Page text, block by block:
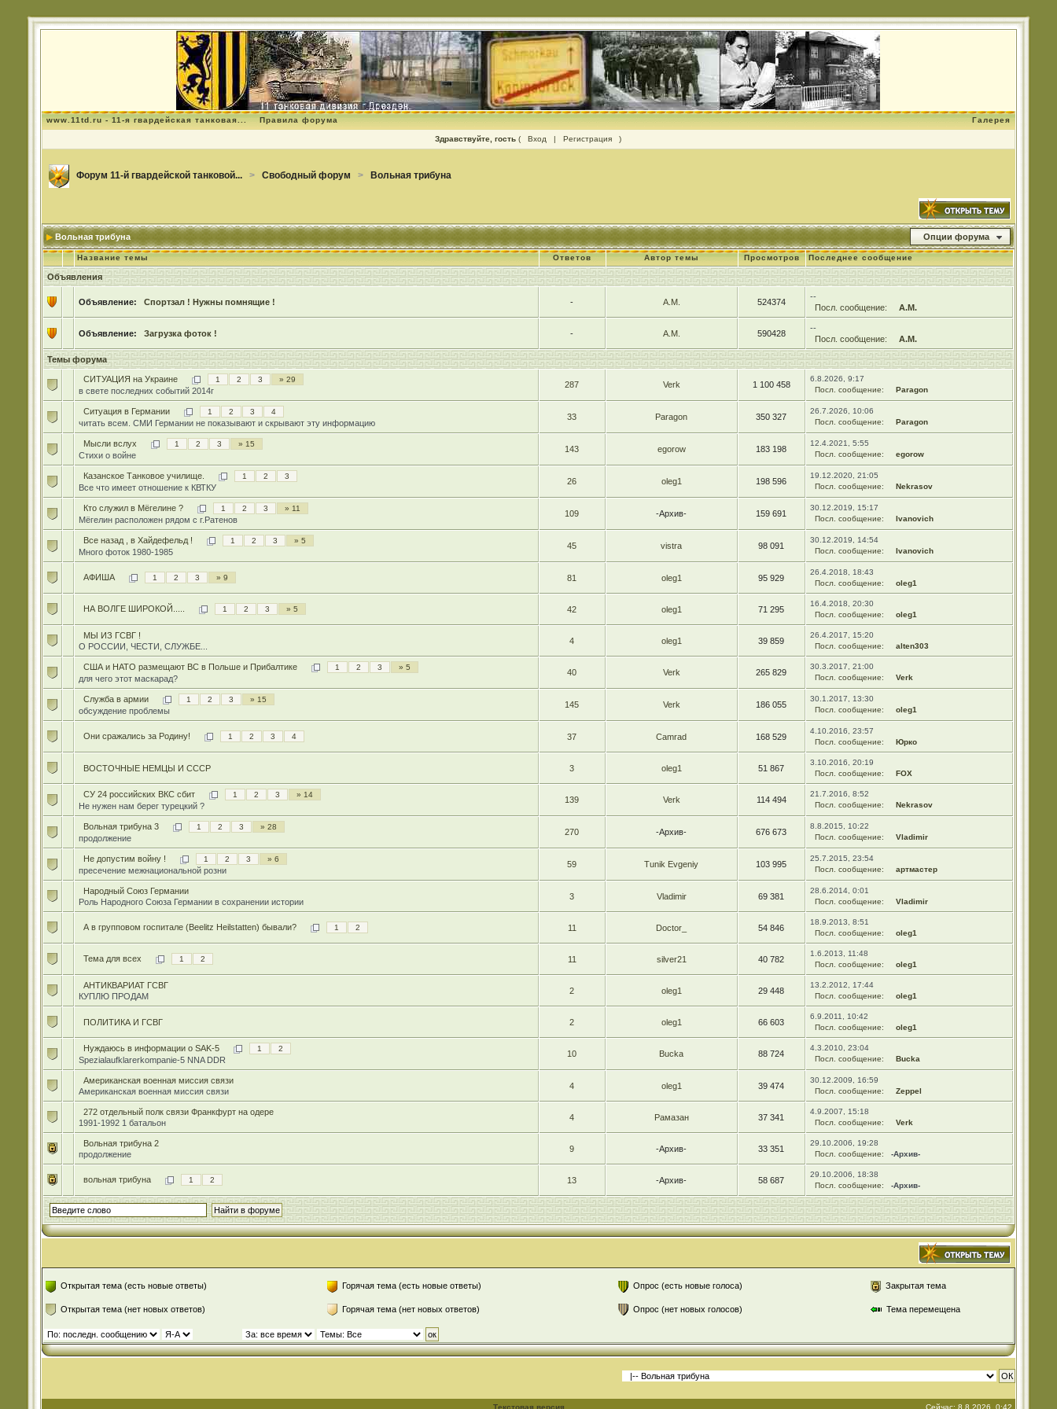
www.11td.ru - 11-я гвардейская танковая... Правила форума Галерея
Здравствуйте, гость ( Вход | Регистрация )
Форум 11-й гвардейской танковой... > Свободный форум > Вольная трибуна
Вольная трибуна Опции форума
Название темы Ответов Автор темы Просмотров Последнее сообщение
Объявления
Объявление: Спортзал ! Нужны помнящие ! - А.М. 524374
--
Посл. сообщение:
А.М.
Объявление: Загрузка фоток ! - А.М. 590428
--
Посл. сообщение:
А.М.
Темы форума
СИТУАЦИЯ на Украине 1 2 3 » 29
в свете последних событий 2014г
287 Verk 1 100 458
6.8.2026, 9:17
Посл. сообщение:
Paragon
Ситуация в Германии 1 2 3 4
читать всем. СМИ Германии не показывают и скрывают эту информацию
33 Paragon 350 327
26.7.2026, 10:06
Посл. сообщение:
Paragon
Мысли вслух 1 2 3 » 15
Стихи о войне
143 egorow 183 198
12.4.2021, 5:55
Посл. сообщение:
egorow
Казанское Танковое училище. 1 2 3
Все что имеет отношение к КВТКУ
26 oleg1 198 596
19.12.2020, 21:05
Посл. сообщение:
Nekrasov
Кто служил в Мёгелине ? 1 2 3 » 11
Мёгелин расположен рядом с г.Ратенов
109 -Архив- 159 691
30.12.2019, 15:17
Посл. сообщение:
Ivanovich
Все назад , в Хайдефельд ! 1 2 3 » 5
Много фоток 1980-1985
45 vistra 98 091
30.12.2019, 14:54
Посл. сообщение:
Ivanovich
АФИША 1 2 3 » 9 81 oleg1 95 929
26.4.2018, 18:43
Посл. сообщение:
oleg1
НА ВОЛГЕ ШИРОКОЙ..... 1 2 3 » 5 42 oleg1 71 295
16.4.2018, 20:30
Посл. сообщение:
oleg1
МЫ ИЗ ГСВГ !
О РОССИИ, ЧЕСТИ, СЛУЖБЕ...
4 oleg1 39 859
26.4.2017, 15:20
Посл. сообщение:
alten303
США и НАТО размещают ВС в Польше и Прибалтике 1 2 3 » 5
для чего этот маскарад?
40 Verk 265 829
30.3.2017, 21:00
Посл. сообщение:
Verk
Служба в армии 1 2 3 » 15
обсуждение проблемы
145 Verk 186 055
30.1.2017, 13:30
Посл. сообщение:
oleg1
Они сражались за Родину! 1 2 3 4 37 Camrad 168 529
4.10.2016, 23:57
Посл. сообщение:
Юрко
ВОСТОЧНЫЕ НЕМЦЫ И СССР 3 oleg1 51 867
3.10.2016, 20:19
Посл. сообщение:
FOX
СУ 24 российских ВКС сбит 1 2 3 » 14
Не нужен нам берег турецкий ?
139 Verk 114 494
21.7.2016, 8:52
Посл. сообщение:
Nekrasov
Вольная трибуна 3 1 2 3 » 28
продолжение
270 -Архив- 676 673
8.8.2015, 10:22
Посл. сообщение:
Vladimir
Не допустим войну ! 1 2 3 » 6
пресечение межнациональной розни
59 Tunik Evgeniy 103 995
25.7.2015, 23:54
Посл. сообщение:
артмастер
Народный Союз Германии
Роль Народного Союза Германии в сохранении истории
3 Vladimir 69 381
28.6.2014, 0:01
Посл. сообщение:
Vladimir
А в групповом госпитале (Beelitz Heilstatten) бывали? 1 2 11 Doctor_ 54 846
18.9.2013, 8:51
Посл. сообщение:
oleg1
Тема для всех 1 2 11 silver21 40 782
1.6.2013, 11:48
Посл. сообщение:
oleg1
АНТИКВАРИАТ ГСВГ
КУПЛЮ ПРОДАМ
2 oleg1 29 448
13.2.2012, 17:44
Посл. сообщение:
oleg1
ПОЛИТИКА И ГСВГ 2 oleg1 66 603
6.9.2011, 10:42
Посл. сообщение:
oleg1
Нуждаюсь в информации о SAK-5 1 2
Spezialaufklarerkompanie-5 NNA DDR
10 Bucka 88 724
4.3.2010, 23:04
Посл. сообщение:
Bucka
Американская военная миссия связи
Американская военная миссия связи
4 oleg1 39 474
30.12.2009, 16:59
Посл. сообщение:
Zeppel
272 отдельный полк связи Франкфурт на одере
1991-1992 1 батальон
4 Рамазан 37 341
4.9.2007, 15:18
Посл. сообщение:
Verk
Вольная трибуна 2
продолжение
9 -Архив- 33 351
29.10.2006, 19:28
Посл. сообщение:
-Архив-
вольная трибуна 1 2 13 -Архив- 58 687
29.10.2006, 18:38
Посл. сообщение:
-Архив-
Открытая тема (есть новые ответы)
Открытая тема (нет новых ответов)
Горячая тема (есть новые ответы)
Горячая тема (нет новых ответов)
Опрос (есть новые голоса)
Опрос (нет новых голосов)
Закрытая тема
Тема перемещена
Текстовая версия Сейчас: 8.8.2026, 0:42